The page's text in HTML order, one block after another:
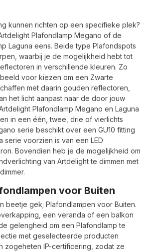
kunnen richten op een specifieke plek?
Plafondlamp Megano of de
Laguna eens. Beide type Plafondspots
waarbij je de mogelijkheid hebt tot
in verschillende kleuren. Zo
voor kiezen om een Zwarte
met daarin gouden reflectoren,
het licht aanpast naar de door jouw
Plafondlamp Megano en Laguna
in een één, twee, drie of vierlichts
serie beschikt over een GU10 fitting
serie voorzien is van een LED
Bovendien heb je de mogelijkheid om
van Artdelight te dimmen met
voor Buiten
beetje gek; Plafondlampen voor Buiten.
een veranda of een balkon
gelengheid om een Plafondlamp te
met geselecteerde producten
zogeheten IP-certificering, zodat ze